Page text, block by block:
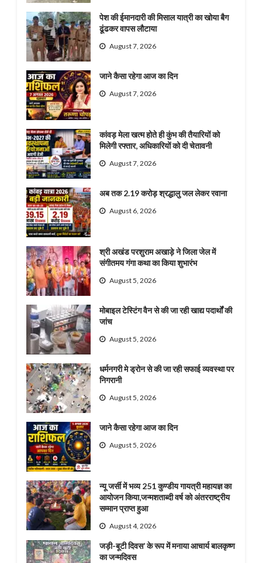
पेश की ईमानदारी की मिसाल यात्री का खोया बैग
ढूंढकर वापस लौटाया
August 7, 2026
जाने कैसा रहेगा आज का दिन
August 7, 2026
कांवड़ मेला खत्म होते ही कुंभ की तैयारियों को
मिलेगी रफ्तार, अधिकारियों को दी चेतावनी
August 7, 2026
अब तक 2.19 करोड़ श्रद्धालु जल लेकर रवाना
August 6, 2026
श्री अखंड परशुराम अखाड़े ने जिला जेल में
संगीतमय गंगा कथा का किया शुभारंभ
August 5, 2026
मोबाइल टेस्टिंग वैन से की जा रही खाद्य पदार्थों की
जांच
August 5, 2026
धर्मनगरी मे ड्रोन से की जा रही सफाई व्यवस्था पर
निगरानी
August 5, 2026
जाने कैसा रहेगा आज का दिन
August 5, 2026
न्यू जर्सी में भव्य 251 कुण्डीय गायत्री महायज्ञ का
आयोजन किया,जन्मशताब्दी वर्ष को अंतरराष्ट्रीय
सम्मान प्राप्त हुआ
August 4, 2026
जड़ी-बूटी दिवस’ के रूप में मनाया आचार्य बालकृष्ण
का जन्मदिवस